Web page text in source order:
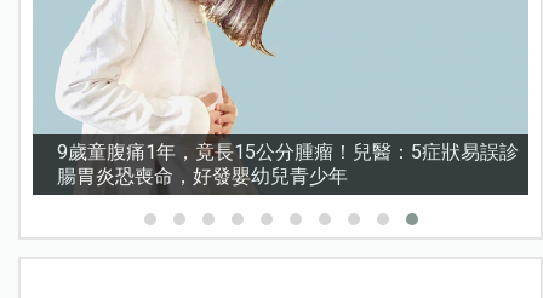
謝沛恩︱挺孕肚甜喊「想生五個」！孕期照樣睡地板，
甜曝老公「摔斷手」反變求婚契機